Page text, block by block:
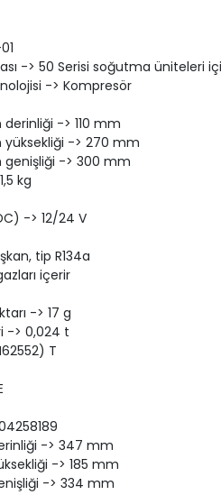
-> 50 Serisi soğutma üniteleri
-> Kompresör
-> 110 mm
yüksekliği -> 270 mm
genişliği -> 300 mm
kg
-> 12/24 V
tip R134a
içerir
-> 17 g
-> 0,024 t
T
-> 347 mm
-> 185 mm
-> 334 mm